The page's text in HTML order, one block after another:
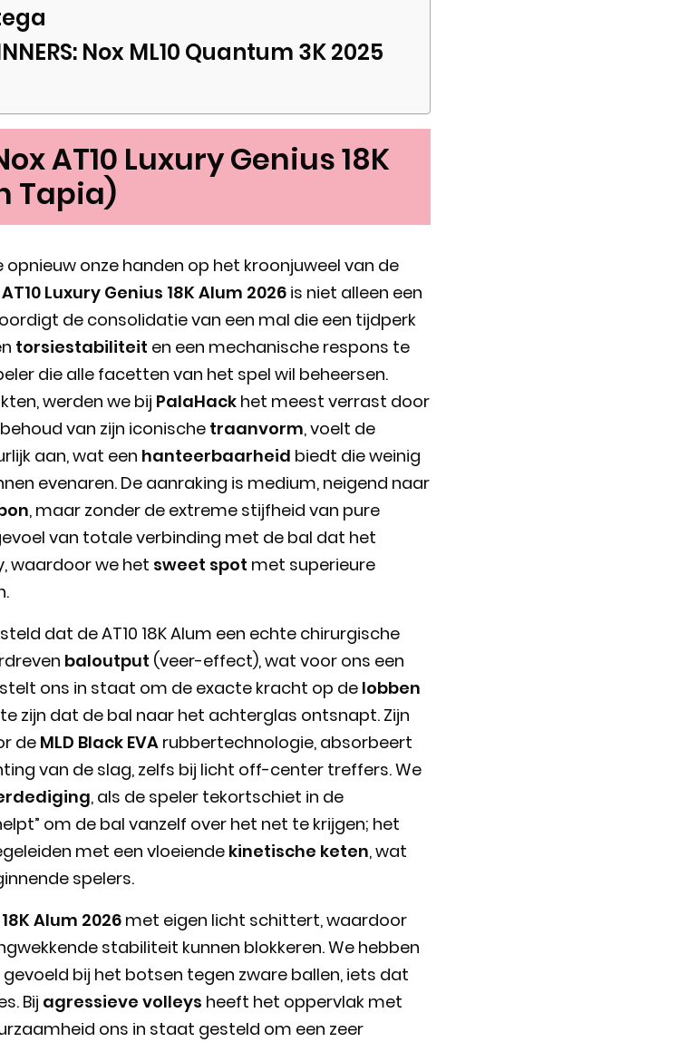
Nox ML10 Quantum 3K 2025
AT10 Luxury Genius 18K
Tapia)
opnieuw onze handen op het kroonjuweel van de
Luxury Genius 18K Alum 2026is niet alleen een
de consolidatie van een mal die een tijdperk
torsiestabiliteit en een mechanische respons te
die alle facetten van het spel wil beheersen.
werden we bij PalaHack het meest verrast door
van zijn iconische traanvorm, voelt de
aan, wat een hanteerbaarheid biedt die weinig
evenaren. De aanraking is medium, neigend naar
, maar zonder de extreme stijfheid van pure
van totale verbinding met de bal dat het
waardoor we het sweet spot met superieure
dat de AT10 18K Alum een echte chirurgische
baloutput (veer-effect), wat voor ons een
ons in staat om de exacte kracht op de lobben
zijn dat de bal naar het achterglas ontsnapt. Zijn
de MLD Black EVA rubbertechnologie, absorbeert
van de slag, zelfs bij licht off-center treffers. We
, als de speler tekortschiet in de
om de bal vanzelf over het net te krijgen; het
met een vloeiendekinetische keten, wat
spelers.
Alum 2026met eigen licht schittert, waardoor
stabiliteit kunnen blokkeren. We hebben
bij het botsen tegen zware ballen, iets dat
Bij agressieve volleys heeft het oppervlak met
ons in staat gesteld om een zeer